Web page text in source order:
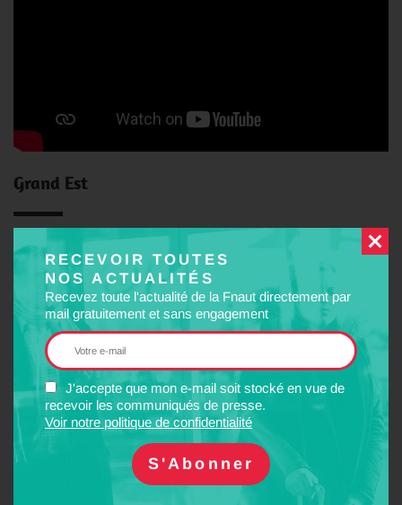
RECEVOIR TOUTES
NOS ACTUALITÉS
Recevez toute l'actualité de la Fnaut directement par
mail gratuitement et sans engagement
J'accepte que mon e-mail soit stocké en vue de
recevoir les communiqués de presse.
Voir notre politique de confidentialité
Grand Est
Sur la redevance poids-lourds R-pass
France 3 Alsace(07/10)
–
La Croix(21/10)
Ile-de-France
Les nouvelles rames Alstom attendues en IDF
Le Parisien(03/10), par Bernard Gobitz, vice-président de
l’AUT Fnaut Ile-de-France
L’extension de la ligne 18 du métro vers l’est
(07/10), par Marc Pélissier, Président de l’AUT